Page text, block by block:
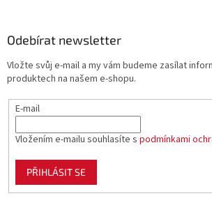
Odebírat newsletter
Vložte svůj e-mail a my vám budeme zasílat
produktech na našem e-shopu.
E-mail
Vložením e-mailu souhlasíte s podmínkami
PŘIHLÁSIT SE